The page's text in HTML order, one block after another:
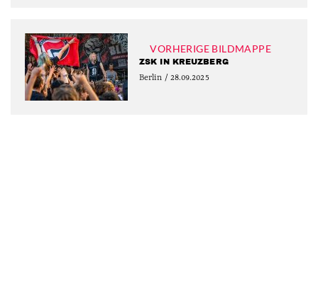
VORHERIGE BILDMAPPE
ZSK IN KREUZBERG
Berlin / 28.09.2025